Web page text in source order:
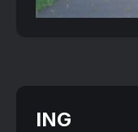
ING